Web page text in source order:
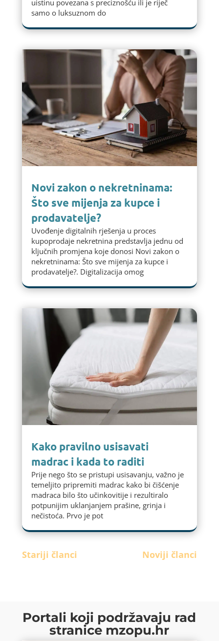
uistinu povezana s preciznošću ili je riječ
samo o luksuznom do
Novi zakon o nekretninama:
Što sve mijenja za kupce i
prodavatelje?
Uvođenje digitalnih rješenja u proces
kupoprodaje nekretnina predstavlja jednu od
ključnih promjena koje donosi Novi zakon o
nekretninama: Što sve mijenja za kupce i
prodavatelje?. Digitalizacija omog
Kako pravilno usisavati
madrac i kada to raditi
Prije nego što se pristupi usisavanju, važno je
temeljito pripremiti madrac kako bi čišćenje
madraca bilo što učinkovitije i rezultiralo
potpunijim uklanjanjem prašine, grinja i
nečistoća. Prvo je pot
Stariji članci Noviji članci
Portali koji podržavaju rad
stranice mzopu.hr